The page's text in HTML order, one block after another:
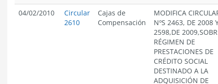
04/02/2010
Circular
2610
Cajas de
Compensación
MODIFICA
NºS 2463, DE 2008
2598,DE
RÉGIMEN DE
PRESTACIONES DE
CRÉDITO SOCIAL
DESTINADO A LA
ADQUISICIÓN DE